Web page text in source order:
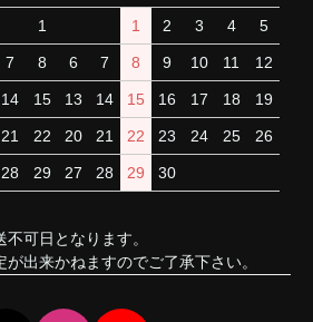
1
7 8
14 15
21 22
28 29
1 2 3 4 5
6 7 8 9 10 11 12
13 14 15 16 17 18 19
20 21 22 23 24 25 26
27 28 29 30
可日となります。
出来かねますのでご了承下さい。